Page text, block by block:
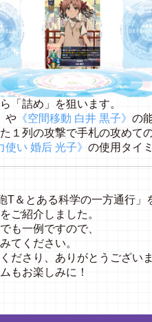
「詰め」を狙います。
や 《空間移動 白井 黒子》 の
１列の攻撃で手札の攻めて
使い 婚后 光子》 の使用タイ
T＆とある科学の一方通行」
ご紹介しました。
も一例ですので、
てください。
ださり、ありがとうござい
もお楽しみに！